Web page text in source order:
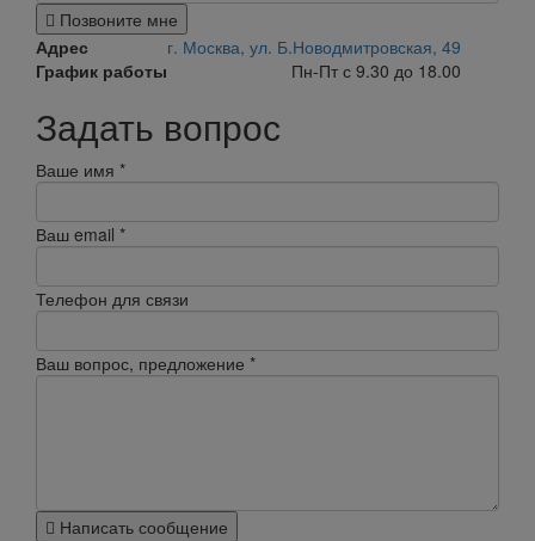
Позвоните мне
Адрес
г. Москва, ул. Б.Новодмитровская, 49
График работы
Пн-Пт с 9.30 до 18.00
Задать вопрос
Ваше имя *
Ваш email *
Телефон для связи
Ваш вопрос, предложение *
Написать сообщение